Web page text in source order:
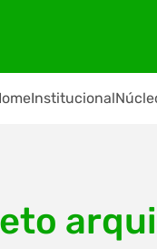
Institucional